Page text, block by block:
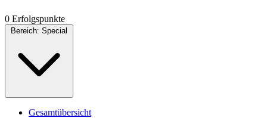
0 Erfolgspunkte
Bereich: Special
Gesamtübersicht